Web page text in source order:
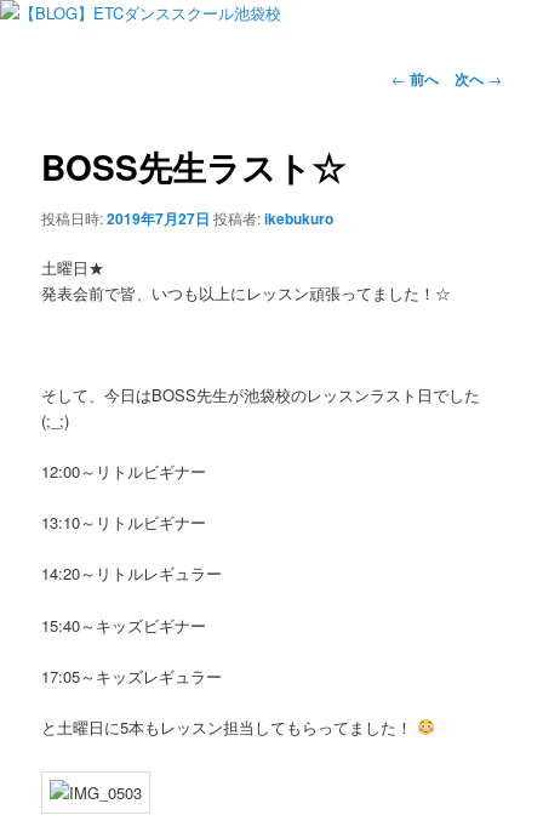
投
← 前へ 次へ→
BOSS先生ラスト☆
投稿日時:2019年7月27日 投稿者:ikebukuro
土曜日★
発表会前で皆、いつも以上にレッスン頑張ってました！☆
そして、今日はBOSS先生が池袋校のレッスンラスト日でした
(;_;)
12:00～リトルビギナー
13:10～リトルビギナー
14:20～リトルレギュラー
15:40～キッズビギナー
17:05～キッズレギュラー
と土曜日に5本もレッスン担当してもらってました！